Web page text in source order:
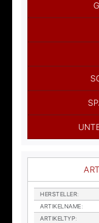
HER­STEL­LER:
AR­TI­KEL­NA­ME:
AR­TI­KEL­TYP: